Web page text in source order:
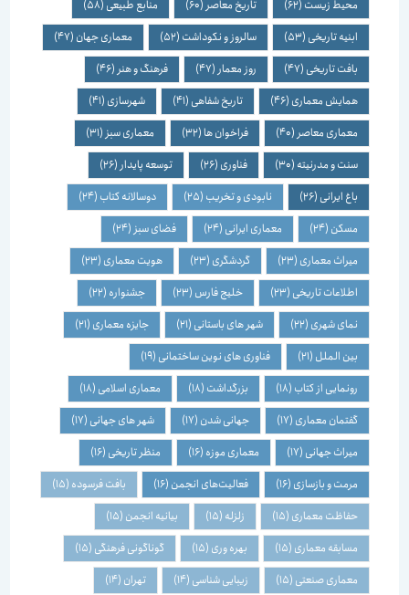
محیط زیست(62) تاریخ معاصر(60) منابع طبیعی(58)
ابنیه تاریخی(53) سالروز و نکوداشت(52) معماری جهان(47)
بافت تاریخی(47) روز معمار(47) فرهنگ و هنر(46)
همایش معماری(46) تاریخ شفاهی(41) شهرسازی(41)
معماری معاصر(40) فراخوان ها(32) معماری سبز(31)
سنت و مدرنیته(30) فناوری(26) توسعه پایدار(26)
باغ ایرانی(26) نابودی و تخریب(25) دوسالانه کتاب(24)
مسکن(24) معماری ایرانی(24) فضای سبز(24)
میراث معماری(23) گردشگری(23) هویت معماری(23)
اطلاعات تاریخی(23) خلیج فارس(23) جشنواره(22)
نمای شهری(22) شهر های باستانی(21) جایزه معماری(21)
بین الملل(21) فناوری های نوین ساختمانی(19)
رونمایی از کتاب(18) بزرگداشت(18) معماری اسلامی(18)
گفتمان معماری(17) جهانی شدن(17) شهر های جهانی(17)
میراث جهانی(17) معماری موزه(16) منظر تاریخی(16)
مرمت و بازسازی(16) فعالیت‌های انجمن(16) بافت فرسوده(15)
حفاظت معماری(15) زلزله(15) بیانیه انجمن(15)
مسابقه معماری(15) بهره وری(15) گوناگونی فرهنگی(15)
معماری صنعتی(15) زیبایی شناسی(14) تهران(14)